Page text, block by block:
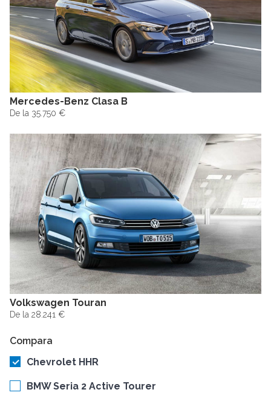
Mercedes-Benz Clasa B
De la 35.750 €
Volkswagen Touran
De la 28.241 €
Compara
Chevrolet HHR
BMW Seria 2 Active Tourer